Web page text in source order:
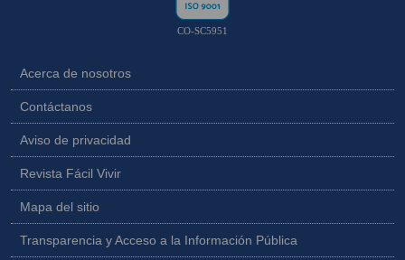
CO-SC5951
Acerca de nosotros
Contáctanos
Aviso de privacidad
Revista Fácil Vivir
Mapa del sitio
Transparencia y Acceso a la Información Pública